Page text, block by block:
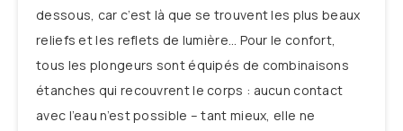
dessous, car c’est là que se trouvent les plus beaux
reliefs et les reflets de lumière… Pour le confort,
tous les plongeurs sont équipés de combinaisons
étanches qui recouvrent le corps : aucun contact
avec l’eau n’est possible – tant mieux, elle ne